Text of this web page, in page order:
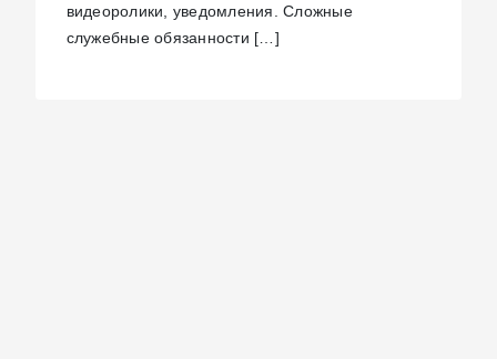
видеоролики, уведомления. Сложные
служебные обязанности […]